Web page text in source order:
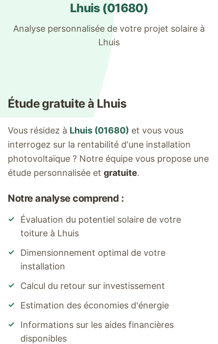
Lhuis (01680)
Analyse personnalisée de votre projet solaire à
Lhuis
Étude gratuite à Lhuis
Vous résidez à Lhuis (01680) et vous vous
interrogez sur la rentabilité d'une installation
photovoltaïque ? Notre équipe vous propose une
étude personnalisée et gratuite.
Notre analyse comprend :
✓
Évaluation du potentiel solaire de votre
toiture à Lhuis
✓
Dimensionnement optimal de votre
installation
✓ Calcul du retour sur investissement
✓ Estimation des économies d'énergie
✓
Informations sur les aides financières
disponibles